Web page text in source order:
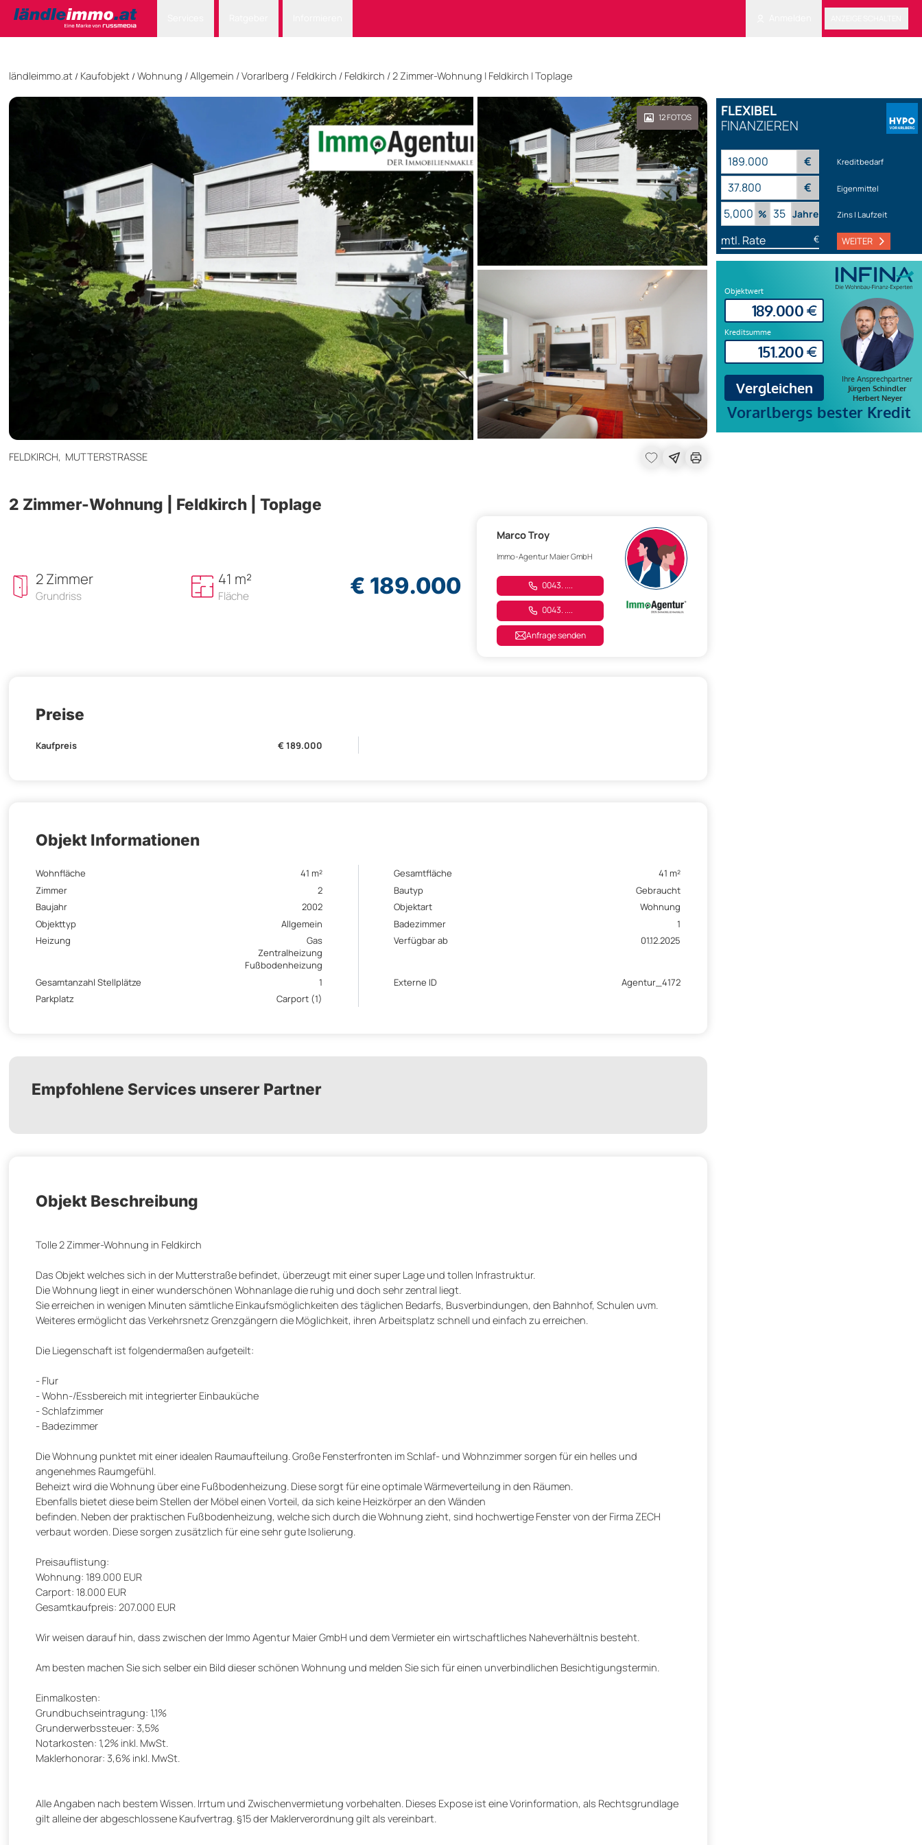
FLEXIBEL
FINANZIEREN
€ Kreditbedarf
€ Eigenmittel
% Jahre Zins | Laufzeit
mtl. Rate € WEITER
ländleimmo.at / Kaufobjekt / Wohnung /Allgemein /Vorarlberg / Feldkirch / Feldkirch /2 Zimmer-Wohnung | Feldkirch | Toplage
12FOTOS
FELDKIRCH, MUTTERSTRASSE
2 Zimmer-Wohnung | Feldkirch | Toplage
2 Zimmer
Grundriss
41 m²
Fläche € 189.000
Marco Troy
Immo-Agentur Maier GmbH
0043. ....
0043. ....
Anfrage senden
Preise
Kaufpreis € 189.000
Objekt Informationen
Wohnfläche 41 m² Gesamtfläche
41 m²
Zimmer
2 Bautyp
Gebraucht
Baujahr
2002 Objektart
Wohnung
Objekttyp
Allgemein Badezimmer
1
Heizung
Gas
Zentralheizung
Fußbodenheizung
Verfügbar ab 01.12.2025
Gesamtanzahl Stellplätze 1 Externe ID
Agentur_4172
Parkplatz
Carport (1)
Empfohlene Services unserer Partner
Objekt Beschreibung
Tolle 2 Zimmer-Wohnung in Feldkirch
Das Objekt welches sich in der Mutterstraße befindet, überzeugt mit einer super Lage und tollen Infrastruktur.
Die Wohnung liegt in einer wunderschönen Wohnanlage die ruhig und doch sehr zentral liegt.
Sie erreichen in wenigen Minuten sämtliche Einkaufsmöglichkeiten des täglichen Bedarfs, Busverbindungen, den Bahnhof, Schulen uvm.
Weiteres ermöglicht das Verkehrsnetz Grenzgängern die Möglichkeit, ihren Arbeitsplatz schnell und einfach zu erreichen.
Die Liegenschaft ist folgendermaßen aufgeteilt:
- Flur
- Wohn-/Essbereich mit integrierter Einbauküche
- Schlafzimmer
- Badezimmer
Die Wohnung punktet mit einer idealen Raumaufteilung. Große Fensterfronten im Schlaf- und Wohnzimmer sorgen für ein helles und
angenehmes Raumgefühl.
Beheizt wird die Wohnung über eine Fußbodenheizung. Diese sorgt für eine optimale Wärmeverteilung in den Räumen.
Ebenfalls bietet diese beim Stellen der Möbel einen Vorteil, da sich keine Heizkörper an den Wänden
befinden. Neben der praktischen Fußbodenheizung, welche sich durch die Wohnung zieht, sind hochwertige Fenster von der Firma ZECH
verbaut worden. Diese sorgen zusätzlich für eine sehr gute Isolierung.
Preisauflistung:
Wohnung: 189.000 EUR
Carport: 18.000 EUR
Gesamtkaufpreis: 207.000 EUR
Wir weisen darauf hin, dass zwischen der Immo Agentur Maier GmbH und dem Vermieter ein wirtschaftliches Naheverhältnis besteht.
Am besten machen Sie sich selber ein Bild dieser schönen Wohnung und melden Sie sich für einen unverbindlichen Besichtigungstermin.
Einmalkosten:
Grundbuchseintragung: 1,1%
Grunderwerbssteuer: 3,5%
Notarkosten: 1,2% inkl. MwSt.
Maklerhonorar: 3,6% inkl. MwSt.
Alle Angaben nach bestem Wissen. Irrtum und Zwischenvermietung vorbehalten. Dieses Expose ist eine Vorinformation, als Rechtsgrundlage
gilt alleine der abgeschlossene Kaufvertrag. §15 der Maklerverordnung gilt als vereinbart.